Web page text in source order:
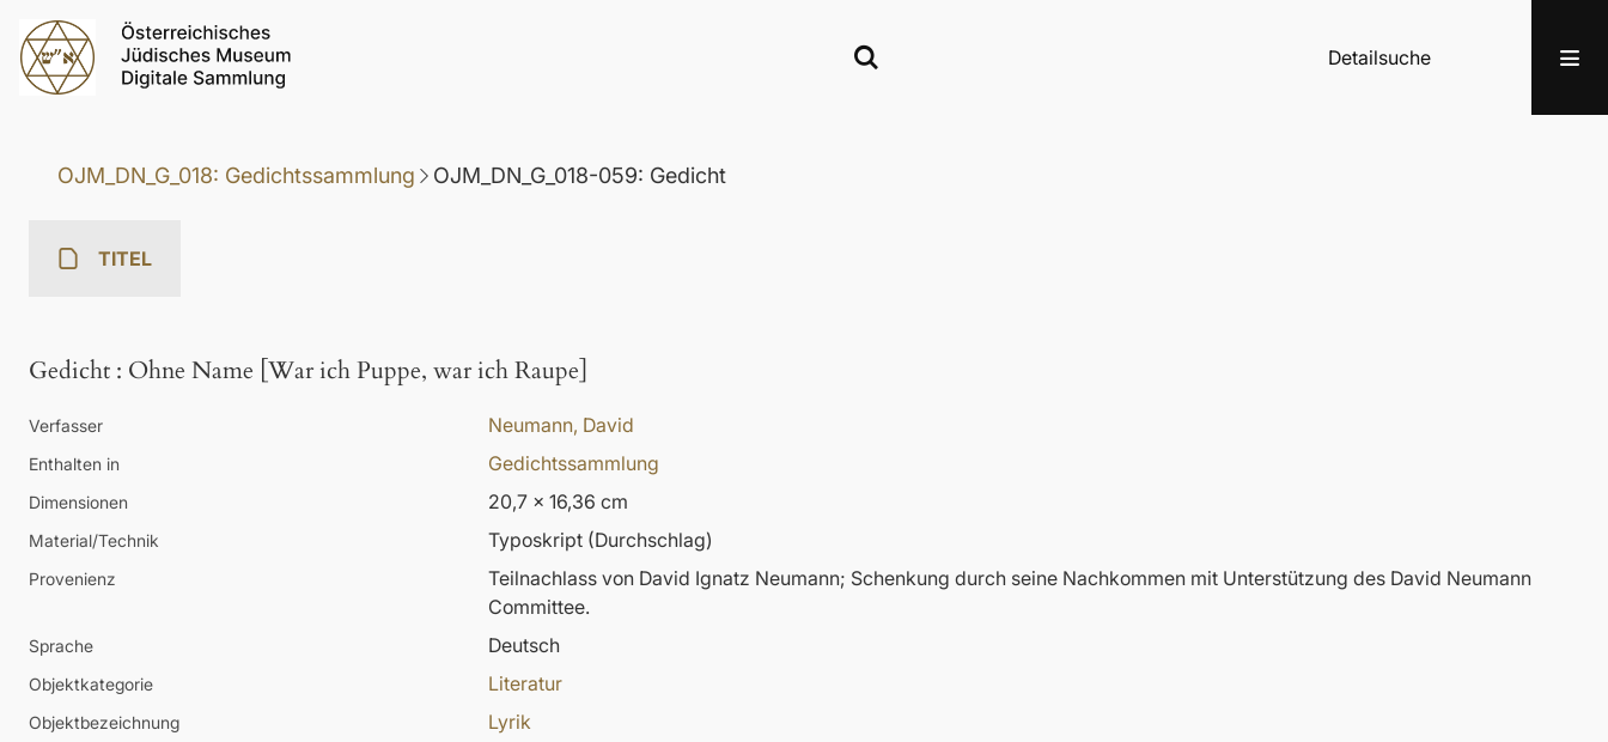
Detailsuche
OJM_DN_G_018: Gedichtssammlung OJM_DN_G_018-059: Gedicht
TITEL
Gedicht : Ohne Name [War ich Puppe, war ich Raupe]
Verfasser Neumann, David
Enthalten in Gedichtssammlung
Dimensionen 20,7 x 16,36 cm
Material/Technik Typoskript (Durchschlag)
Provenienz
Teilnachlass von David Ignatz Neumann; Schenkung durch seine Nachkommen mit Unterstützung des David Neumann
Committee.
Sprache Deutsch
Objektkategorie Literatur
Objektbezeichnung Lyrik